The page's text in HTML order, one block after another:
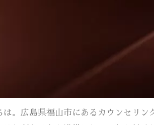
は。広島県福山市にあるカウンセリン